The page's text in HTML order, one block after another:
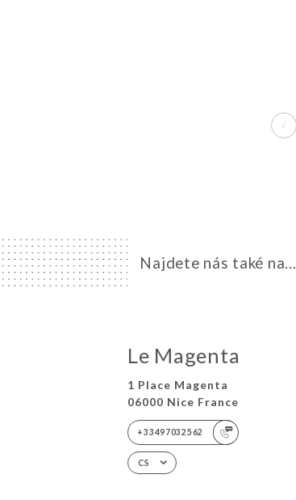
Najdete nás také na...
Le Magenta
1 Place Magenta
06000 Nice France
+33497032562
CS